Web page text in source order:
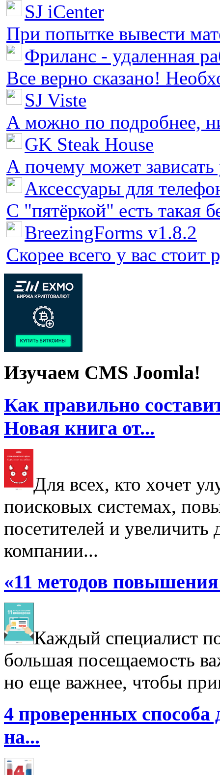
SJ iCenter
При попытке вывести
Фриланс - удаленная
Все верно сказано!
SJ Viste
А можно по подробнее,
GK Steak House
А почему может зависать
Аксессуары для
С "пятёркой" есть такая
BreezingForms v1.8.2
Скорее всего у вас стоит
Изучаем CMS Joomla!
Как правильно
Новая книга от...
Для всех, кто хочет
поисковых системах,
посетителей и увеличить
компании...
«11 методов
Каждый специалист
большая посещаемость
но еще важнее, чтобы
4 проверенных
на...